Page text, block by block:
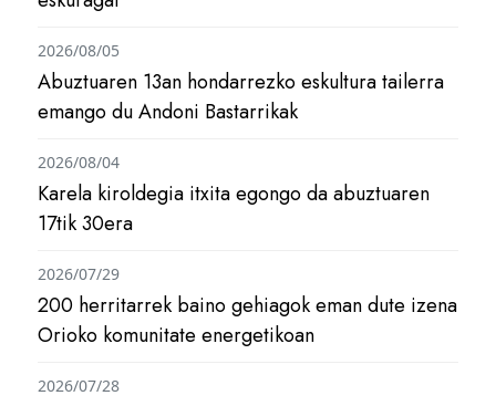
Abuztuaren 13an hondarrezko eskultura tailerra
emango du Andoni Bastarrikak
2026/08/05
Karela kiroldegia itxita egongo da abuztuaren
17tik 30era
2026/08/04
200 herritarrek baino gehiagok eman dute izena
Orioko komunitate energetikoan
2026/07/29
2026/07/28